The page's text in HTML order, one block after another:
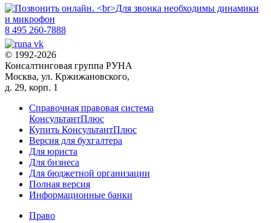
8 495 260-7888
© 1992-2026
Консалтинговая группа РУНА
Москва, ул. Кржижановского,
д. 29, корп. 1
Справочная правовая система
КонсультантПлюс
Купить КонсультантПлюс
Версия для бухгалтера
Для юриста
Для бизнеса
Для бюджетной организации
Полная версия
Информационные банки
Право